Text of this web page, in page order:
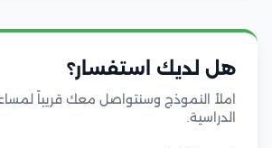
هل لديك استفسار؟
املأ النموذج وسنتواصل معك قريباً
الدراسية.